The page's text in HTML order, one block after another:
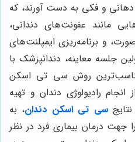
و فکی به دست آورند، که
مانند عفونت‌های دندانی،
و برنامه‌ریزی ایمپلنت‌های
جلسه معاینه، دندانپزشک با
روش سی تی اسکن
رادیولوژی دندان و تهیه
نتایجسی تی اسکن دندان، به
جهت درمان بیماری فرد در نظر